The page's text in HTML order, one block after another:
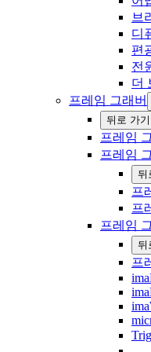
브
디
편
전
더
프레임 그래버
‍뒤로 ‍가기
프레임
프레임
뒤
프
프
프레임
뒤
프